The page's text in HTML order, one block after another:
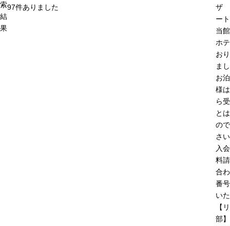
索
結
果
97件ありました
ザ
ー
当
ホ
お
ま
お
様
ら
と
の
さ
入
料
合
番
い
【
部